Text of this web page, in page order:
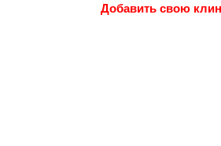
Добавить свою